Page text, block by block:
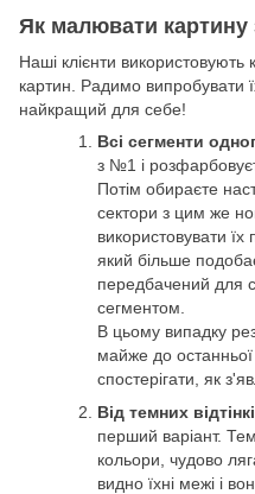
Як малювати картину
Наші клієнти використовують
картин. Радимо випробувати
найкращий для себе!
Всі сегменти
з №1 і
Потім обираєте
сектори з цим же
використовувати
який більше
передбачений для
сегментом.
В цьому випадку
майже до
спостерігати, як
Від темних
перший варіант.
кольори, чудово
видно їхні межі і